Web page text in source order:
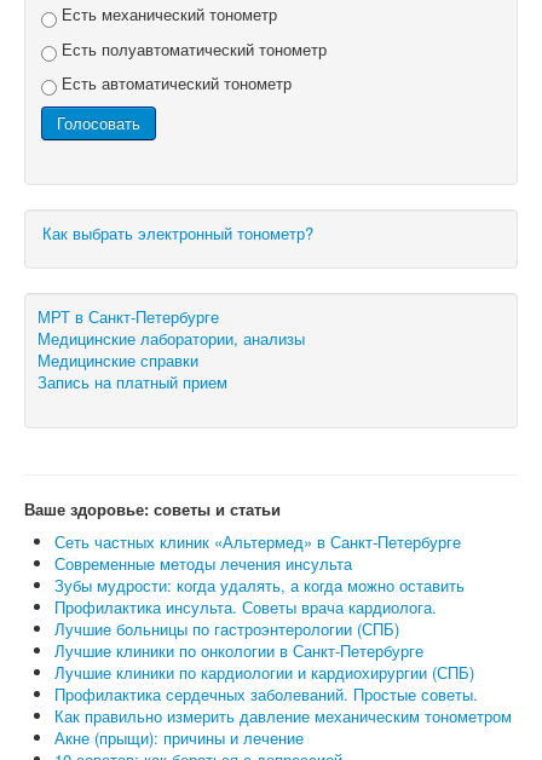
Есть механический тонометр
Есть полуавтоматический тонометр
Есть автоматический тонометр
Как выбрать электронный тонометр?
МРТ в Санкт-Петербурге
Медицинские лаборатории, анализы
Медицинские справки
Запись на платный прием
Ваше здоровье: советы и статьи
Сеть частных клиник «Альтермед» в Санкт-Петербурге
Современные методы лечения инсульта
Зубы мудрости: когда удалять, а когда можно оставить
Профилактика инсульта. Советы врача кардиолога.
Лучшие больницы по гастроэнтерологии (СПБ)
Лучшие клиники по онкологии в Санкт-Петербурге
Лучшие клиники по кардиологии и кардиохирургии (СПБ)
Профилактика сердечных заболеваний. Простые советы.
Как правильно измерить давление механическим тонометром
Акне (прыщи): причины и лечение